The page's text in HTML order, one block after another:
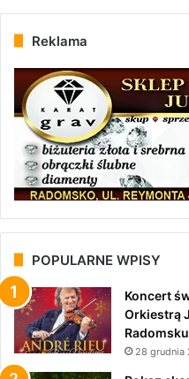
Reklama
POPULARNE WPISY
Koncert
Orkiestrą
Radomsku
28 grudnia